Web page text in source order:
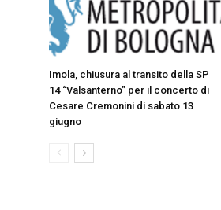
Imola, chiusura al transito della SP
14 “Valsanterno” per il concerto di
Cesare Cremonini di sabato 13
giugno